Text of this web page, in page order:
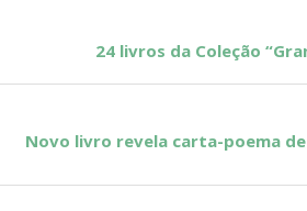
24 livros da Coleção
Novo livro revela carta-poema de